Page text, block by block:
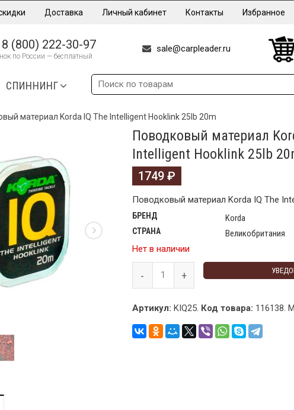
Доставка Личный кабинет Контакты Избранное
8 (800) 222-30-97
по России — бесплатный
sale@carpleader.ru
СПИННИНГ
материал Korda IQ The Intelligent Hooklink 25lb 20m
Поводковый материал
Intelligent Hooklink 25lb
1749 ₽
Поводковый материал Korda IQ The
БРЕНД Korda
СТРАНА
Великобритания
Нет в наличии
Артикул: KIQ25. Код товара: 116138.